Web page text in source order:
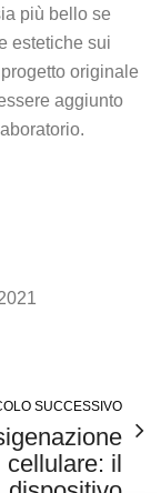
più bello se
estetiche sui
originale
aggiunto
SUCCESSIVO
cellulare: il